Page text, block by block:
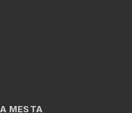
MESTA